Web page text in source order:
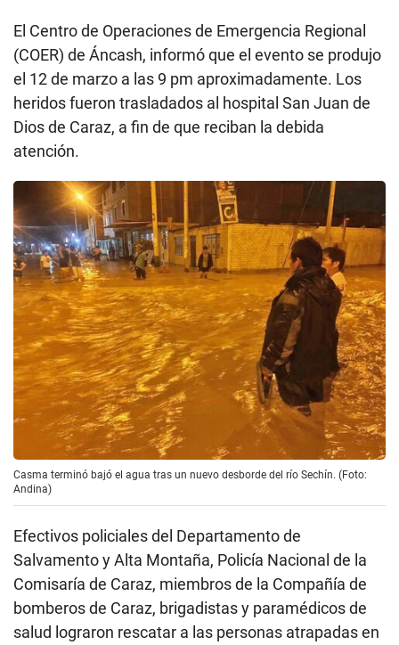
El Centro de Operaciones de Emergencia Regional
(COER) de Áncash, informó que el evento se produjo
el 12 de marzo a las 9 pm aproximadamente. Los
heridos fueron trasladados al hospital San Juan de
Dios de Caraz, a fin de que reciban la debida
atención.
Casma terminó bajó el agua tras un nuevo desborde del río Sechín. (Foto:
Andina)
Efectivos policiales del Departamento de
Salvamento y Alta Montaña, Policía Nacional de la
Comisaría de Caraz, miembros de la Compañía de
bomberos de Caraz, brigadistas y paramédicos de
salud lograron rescatar a las personas atrapadas en